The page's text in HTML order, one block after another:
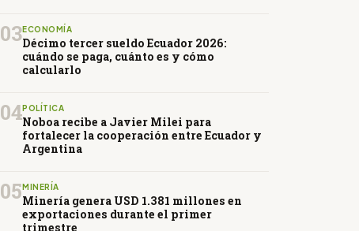
03ECONOMÍA
Décimo tercer sueldo Ecuador 2026:
cuándo se paga, cuánto es y cómo
calcularlo
04POLÍTICA
Noboa recibe a Javier Milei para
fortalecer la cooperación entre Ecuador y
Argentina
05 MINERÍA
Minería genera USD 1.381 millones en
exportaciones durante el primer
trimestre